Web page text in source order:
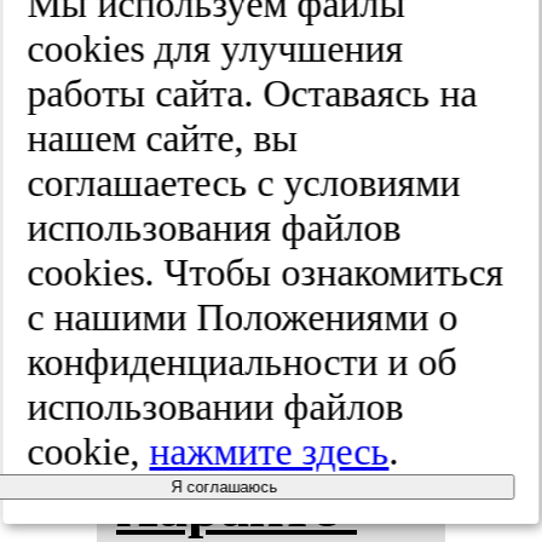
ной ци­ли­
ар­ной дис­
ки­не­зи­ей.
Рос­сий­ская
ри­но­ло­гия.
2025;(3):223-232
Ха­рак­те­
cооkies для улучшения
работы сайта. Оставаясь на
нашем сайте, вы
соглашаетесь с условиями
использования файлов
cооkies. Чтобы ознакомиться
с нашими Положениями о
конфиденциальности и об
использовании файлов
cookie,нажмите здесь.
Я соглашаюсь